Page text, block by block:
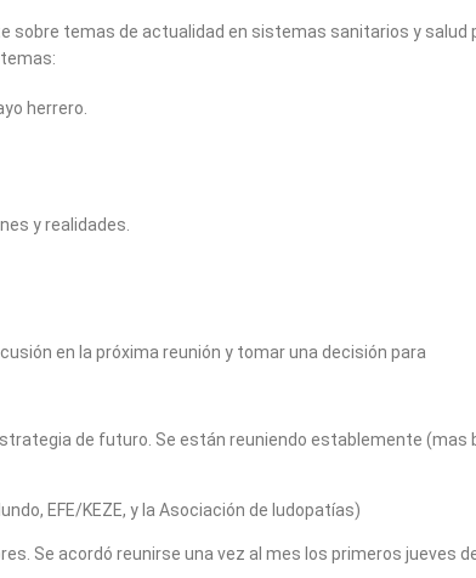
temas de actualidad en sistemas sanitarios y salud
herrero.
y realidades.
en la próxima reunión y tomar una decisión para
de futuro. Se están reuniendo establemente
EFE/KEZE, y la Asociación de ludopatías)
Se acordó reunirse una vez al mes los primeros jueves